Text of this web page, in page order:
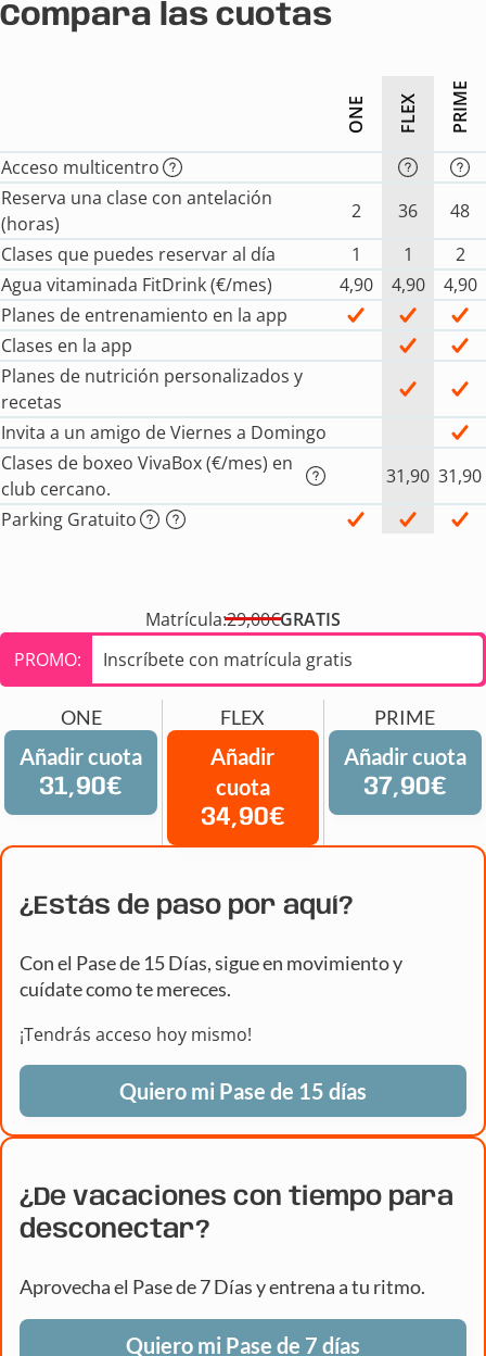
Compara las cuotas
ONE FLEX PRIME
Acceso multicentro
Reserva una clase con antelación
(horas)
2 36
48
Clases que puedes reservar al día
1 1
2
Agua vitaminada FitDrink (€/mes)
4,90 4,90
4,90
Planes de entrenamiento en la app
Clases en la app
Planes de nutrición personalizados y
recetas
Invita a un amigo de Viernes a Domingo
Clases de boxeo VivaBox (€/mes) en
club cercano.
31,90 31,90
Parking Gratuito
Matrícula:29,00€GRATIS
PROMO:
Inscríbete con matrícula gratis
ONE
Añadir cuota
31,90€
FLEX
Añadir
cuota
34,90€
PRIME
Añadir cuota
37,90€
¿Estás de paso por aquí?
Con el Pase de 15 Días, sigue en movimiento y
cuídate como te mereces.
¡Tendrás acceso hoy mismo!
Quiero mi Pase de 15 días
¿De vacaciones con tiempo para
desconectar?
Aprovecha el Pase de 7 Días y entrena a tu ritmo.
Quiero mi Pase de 7 días